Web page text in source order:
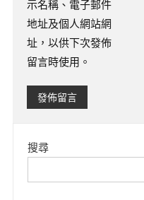
示名稱、電子郵件
地址及個人網站網
址，以供下次發佈
留言時使用。
搜尋